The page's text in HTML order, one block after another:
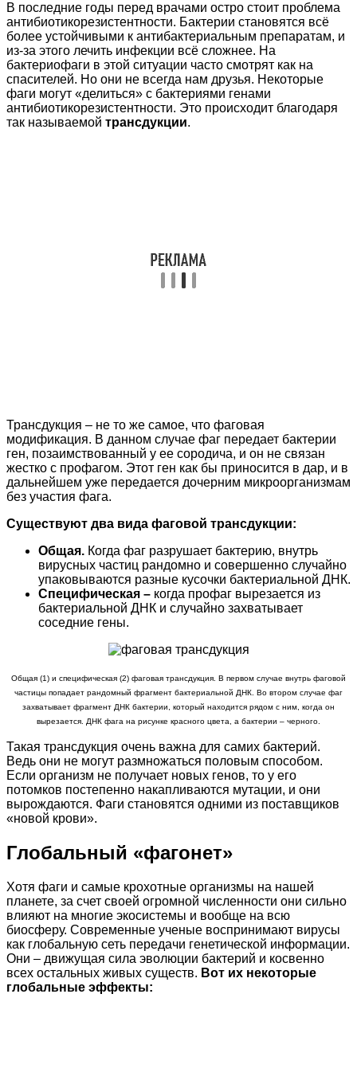
В последние годы перед врачами остро стоит проблема
антибиотикорезистентности. Бактерии становятся всё
более устойчивыми к антибактериальным препаратам, и
из-за этого лечить инфекции всё сложнее. На
бактериофаги в этой ситуации часто смотрят как на
спасителей. Но они не всегда нам друзья. Некоторые
фаги могут «делиться» с бактериями генами
антибиотикорезистентности. Это происходит благодаря
так называемой трансдукции.
Трансдукция – не то же самое, что фаговая
модификация. В данном случае фаг передает бактерии
ген, позаимствованный у ее сородича, и он не связан
жестко с профагом. Этот ген как бы приносится в дар, и в
дальнейшем уже передается дочерним микроорганизмам
без участия фага.
Существуют два вида фаговой трансдукции:
Общая. Когда фаг разрушает бактерию, внутрь
вирусных частиц рандомно и совершенно случайно
упаковываются разные кусочки бактериальной ДНК.
Специфическая – когда профаг вырезается из
бактериальной ДНК и случайно захватывает
соседние гены.
Общая (1) и специфическая (2) фаговая трансдукция. В первом случае внутрь фаговой
частицы попадает рандомный фрагмент бактериальной ДНК. Во втором случае фаг
захватывает фрагмент ДНК бактерии, который находится рядом с ним, когда он
вырезается. ДНК фага на рисунке красного цвета, а бактерии – черного.
Такая трансдукция очень важна для самих бактерий.
Ведь они не могут размножаться половым способом.
Если организм не получает новых генов, то у его
потомков постепенно накапливаются мутации, и они
вырождаются. Фаги становятся одними из поставщиков
«новой крови».
Глобальный «фагонет»
Хотя фаги и самые крохотные организмы на нашей
планете, за счет своей огромной численности они сильно
влияют на многие экосистемы и вообще на всю
биосферу. Современные ученые воспринимают вирусы
как глобальную сеть передачи генетической информации.
Они – движущая сила эволюции бактерий и косвенно
всех остальных живых существ. Вот их некоторые
глобальные эффекты: